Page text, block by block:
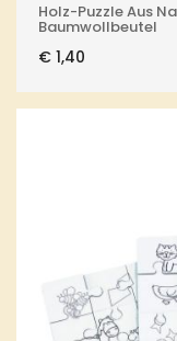
Holz-Puzzle Aus
Baumwollbeutel
€ 1,40